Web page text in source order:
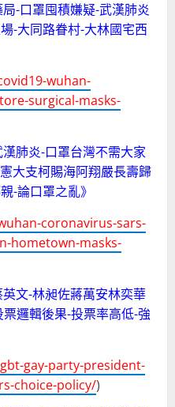
-口罩囤積嫌疑-武漢肺炎
-大同路眷村-大林國宅西
wuhan-
surgical-masks-
肺炎-口罩台灣不需大家
大支柯賜海阿翔嚴長壽歸
-論口罩之亂》
coronavirus-sars-
hometown-masks-
文-林昶佐蔣萬安林奕華
邏輯後果-投票率高低-強
gay-party-president-
choice-policy/)